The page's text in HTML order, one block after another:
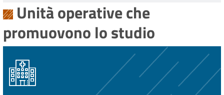
Unità operative che
promuovono lo studio